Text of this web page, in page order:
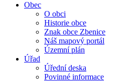
Obec
O obci
Historie obce
Znak obce Zbenice
Náš mapový portál
Územní plán
Úřad
Úřední deska
Povinné informace